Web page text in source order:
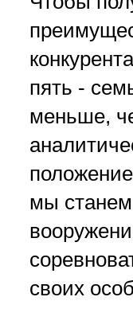
пять -
меньше,
мы станем
своих